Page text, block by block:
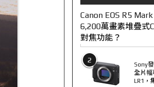
Canon EOS R5
6,200萬畫素堆疊式
對焦功能？
2
Sony
全片幅
LR1，